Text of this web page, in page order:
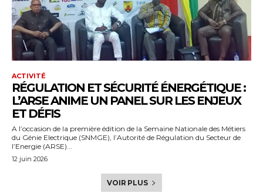
ACTIVITÉ
RÉGULATION ET SÉCURITÉ ÉNERGÉTIQUE :
L’ARSE ANIME UN PANEL SUR LES ENJEUX
ET DÉFIS
A l’occasion de la première édition de la Semaine Nationale des Métiers
du Génie Electrique (SNMGE), l’Autorité de Régulation du Secteur de
l’Energie (ARSE)...
12 juin 2026
VOIR PLUS